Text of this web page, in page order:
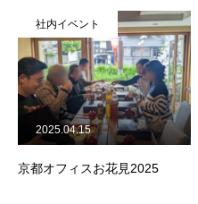
社内イベント
京都オフィスお花見2025
2025.04.15